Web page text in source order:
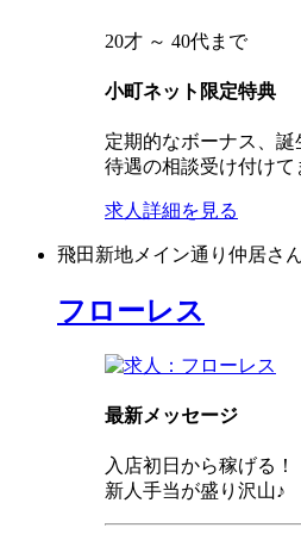
20才 ～ 40代まで
小町ネット限定特典
定期的なボーナス、
待遇の相談受け付けて
求人詳細を見る
飛田新地 メイン通り 仲居さ
フローレス
最新メッセージ
入店初日から稼げる！
新人手当が盛り沢山♪